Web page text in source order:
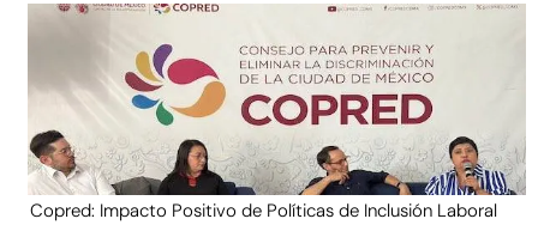
Copred: Impacto Positivo de Políticas de Inclusión Laboral